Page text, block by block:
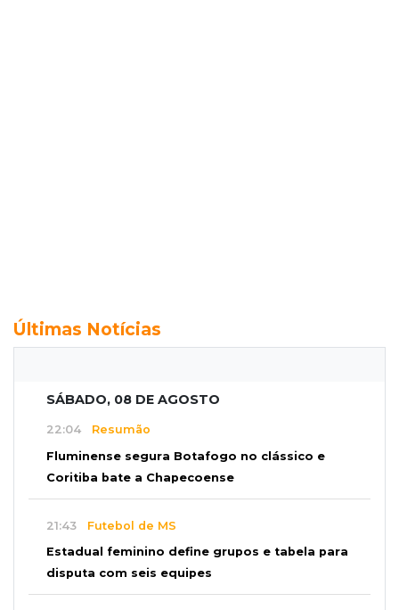
Últimas Notícias
SÁBADO, 08 DE AGOSTO
22:04 Resumão
Fluminense segura Botafogo no clássico e
Coritiba bate a Chapecoense
21:43 Futebol de MS
Estadual feminino define grupos e tabela para
disputa com seis equipes